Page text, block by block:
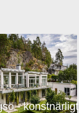
- konstnärligt